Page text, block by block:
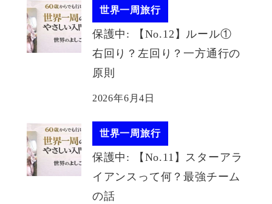
世界一周旅行
保護中: 【No.12】ルール①
右回り？左回り？一方通行の
原則
2026年6月4日
世界一周旅行
保護中: 【No.11】スターアラ
イアンスって何？最強チーム
の話